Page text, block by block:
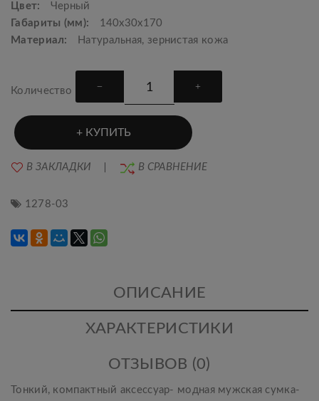
Цвет:
Черный
Габариты (мм):
140х30х170
Материал:
Натуральная, зернистая кожа
Количество
КУПИТЬ
В ЗАКЛАДКИ В СРАВНЕНИЕ
1278-03
ОПИСАНИЕ
ХАРАКТЕРИСТИКИ
ОТЗЫВОВ (0)
Тонкий, компактный аксессуар- модная мужская сумка-